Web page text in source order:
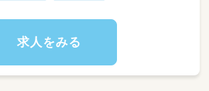
０～ ／登園開始
求人をみる